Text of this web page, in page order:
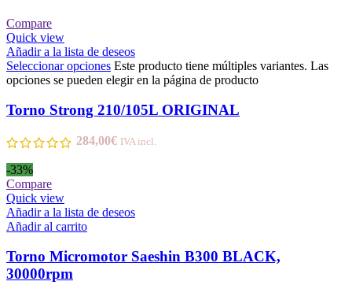
Compare
Quick view
Añadir a la lista de deseos
Seleccionar opciones Este producto tiene múltiples variantes. Las
opciones se pueden elegir en la página de producto
Torno Strong 210/105L ORIGINAL
284,00€ IVA incl.
-33%
Compare
Quick view
Añadir a la lista de deseos
Añadir al carrito
Torno Micromotor Saeshin B300 BLACK,
30000rpm